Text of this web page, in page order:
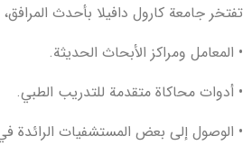
تفتخر جامعة كارول دافيلا بأحدث
• المعامل ومراكز الأبحاث الحديثة.
• أدوات محاكاة متقدمة للتدريب الطبي.
• الوصول إلى بعض المستشفيات الرائدة